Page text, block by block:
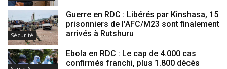
Sécurité
Guerre en RDC : Libérés par Kinshasa, 15
prisonniers de l'AFC/M23 sont finalement
arrivés à Rutshuru
Ebola en RDC : Le cap de 4.000 cas
confirmés franchi, plus 1.800 décès